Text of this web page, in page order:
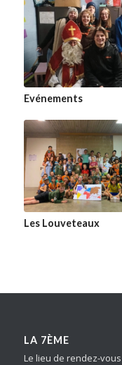
Evénements
Les Louveteaux
LA 7ÈME
Le lieu de rendez-